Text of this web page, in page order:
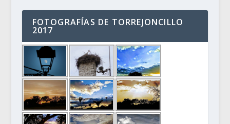
FOTOGRAFÍAS DE TORREJONCILLO
2017